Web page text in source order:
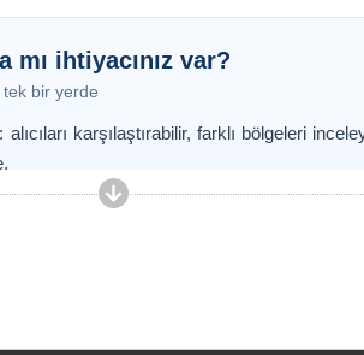
mı ihtiyacınız var?
bir yerde
karşılaştırabilir, farklı bölgeleri